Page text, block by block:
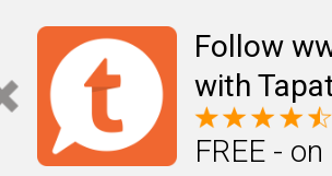
Follow
with
FREE -